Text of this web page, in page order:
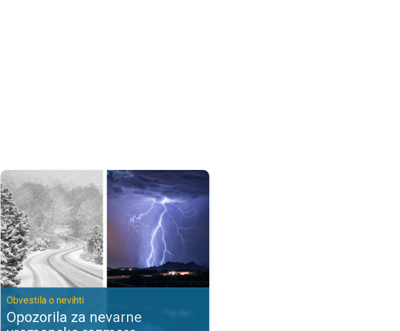
Opozorila za nevarne vremenske razmere. Obvestila o nevihti. . .
Obvestila o nevihti
Opozorila za nevarne